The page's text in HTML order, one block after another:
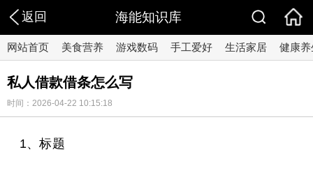
返回 海能知识库
网站首页 美食营养 游戏数码 手工爱好 生活家居 健康养
私人借款借条怎么写
时间：2026-04-22 10:15:18
1、标题